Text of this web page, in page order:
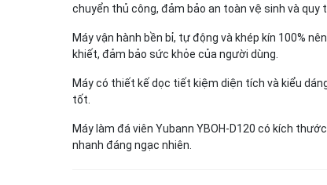
chuyển thủ công, đảm bảo an toàn vệ sinh và quy
Máy vận hành bền bỉ, tự động và khép kín 100%
khiết, đảm bảo sức khỏe của người dùng.
Máy có thiết kế dọc tiết kiệm diện tích và kiểu
tốt.
Máy làm đá viên Yubann YBOH-D120 có kích
nhanh đáng ngạc nhiên.